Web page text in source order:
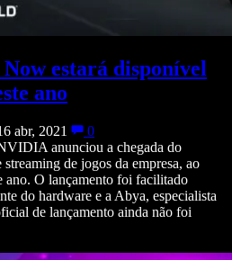
estará disponível
ano
abr, 2021
0
anunciou a chegada do
de jogos da empresa, ao
ano. O lançamento foi facilitado
do hardware e a Abya, especialista
de lançamento ainda não foi